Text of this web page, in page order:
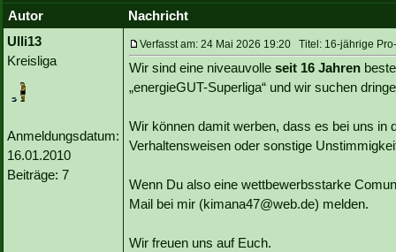
Autor
Nachricht
Ulli13
Kreisliga
Anmeldungsdatum:
16.01.2010
Beiträge: 7
Verfasst am: 24 Mai 2026 19:20 Titel: 16-jährige
Wir sind eine niveauvolle seit 16 Jahren
„energieGUT-Superliga“ und wir suchen
Wir können damit werben, dass es bei uns in
Verhaltensweisen oder sonstige
Wenn Du also eine wettbewerbsstarke
Mail bei mir (kimana47@web.de) melden.
Wir freuen uns auf Euch.